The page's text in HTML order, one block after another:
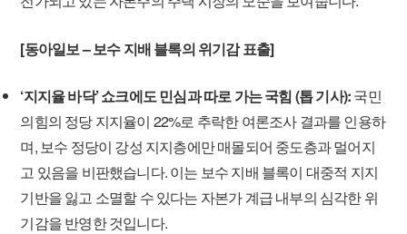
[동아일보 – 보수 지배 블록의 위기감 표출]
‘지지율 바닥’ 쇼크에도 민심과 따로 가는 국힘 (톱 기사):국민
의힘의 정당 지지율이 22%로 추락한 여론조사 결과를 인용하
며, 보수 정당이 강성 지지층에만 매몰되어 중도층과 멀어지
고 있음을 비판했습니다. 이는 보수 지배 블록이 대중적 지지
기반을 잃고 소멸할 수 있다는 자본가 계급 내부의 심각한 위
기감을 반영한 것입니다.